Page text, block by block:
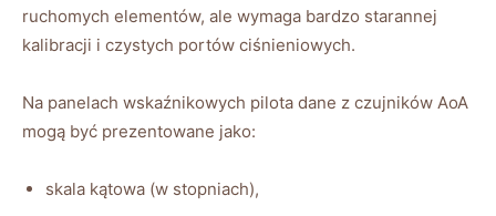
ruchomych elementów, ale wymaga bardzo starannej
kalibracji i czystych portów ciśnieniowych.
Na panelach wskaźnikowych pilota dane z czujników AoA
mogą być prezentowane jako:
skala kątowa (w stopniach),